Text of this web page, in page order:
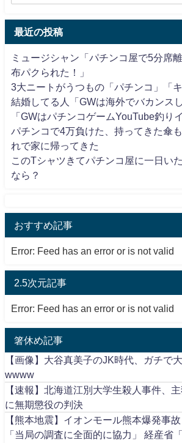
最近の投稿
ミュージシャン「パチンコ屋で5分席
布パクられた！」
3大ニートがうつもの「パチンコ」「キ
結婚してる人「GWは海外でバカンス
「GWはパチンコゲームYouTube釣り
パチンコで4万負けた、持ってきた傘
れで家に帰ってきた
このTシャツきてパチンコ屋に一日い
なら？
おすすめ記事
Error: Feed has an error or is not valid
2.5次元記事
Error: Feed has an error or is not valid
箸休め記事
【画像】大谷真美子のJK時代、ガチで
wwww
【速報】北海道江別大学生殺人事件、
に無期懲役の判決
【熊本地震】イオンモール熊本爆発事
「当局の調査に全面的に協力」 経産省